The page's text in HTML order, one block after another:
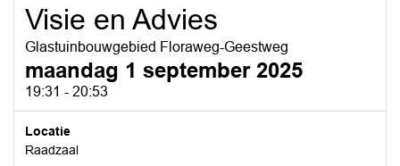
Visie en Advies
Glastuinbouwgebied Floraweg-Geestweg
maandag 1 september 2025
19:31 - 20:53
Locatie
Raadzaal